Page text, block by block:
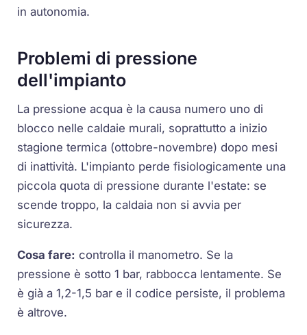
in autonomia.
Problemi di pressione
dell'impianto
La pressione acqua è la causa numero uno di
blocco nelle caldaie murali, soprattutto a inizio
stagione termica (ottobre-novembre) dopo mesi
di inattività. L'impianto perde fisiologicamente una
piccola quota di pressione durante l'estate: se
scende troppo, la caldaia non si avvia per
sicurezza.
Cosa fare: controlla il manometro. Se la
pressione è sotto 1 bar, rabbocca lentamente. Se
è già a 1,2-1,5 bar e il codice persiste, il problema
è altrove.